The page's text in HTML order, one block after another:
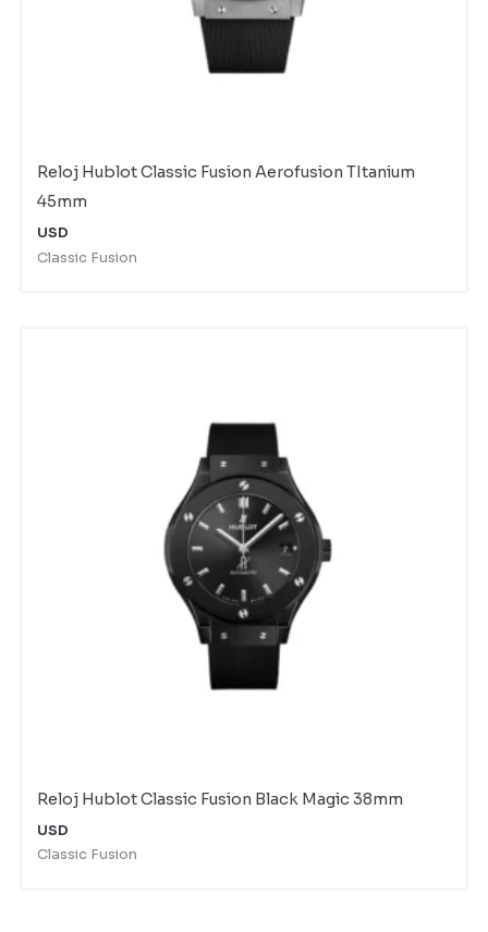
Reloj Hublot Classic Fusion Aerofusion TItanium
45mm
USD
Classic Fusion
Reloj Hublot Classic Fusion Black Magic 38mm
USD
Classic Fusion